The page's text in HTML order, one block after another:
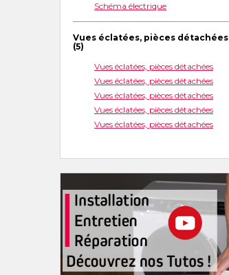
Schéma électrique
Vues éclatées, pièces détachées
(5)
Vues éclatées, pièces détachées
Vues éclatées, pièces détachées
Vues éclatées, pièces détachées
Vues éclatées, pièces détachées
Vues éclatées, pièces détachées